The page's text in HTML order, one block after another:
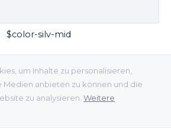
um Inhalte zu personalisieren,
Medien anbieten zu können und die
zu analysieren. Weitere
$color-silv-mid